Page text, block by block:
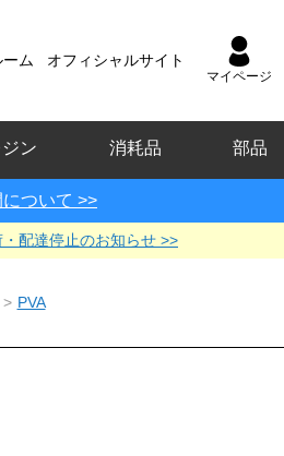
ム オフィシャルサイト
マイページ
ン 消耗品 部品
について >>
配達停止のお知らせ >>
> PVA